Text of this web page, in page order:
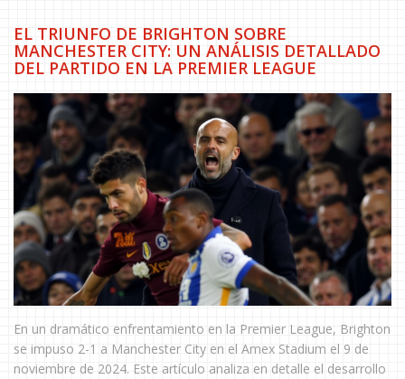
EL TRIUNFO DE BRIGHTON SOBRE
MANCHESTER CITY: UN ANÁLISIS DETALLADO
DEL PARTIDO EN LA PREMIER LEAGUE
En un dramático enfrentamiento en la Premier League, Brighton
se impuso 2-1 a Manchester City en el Amex Stadium el 9 de
noviembre de 2024. Este artículo analiza en detalle el desarrollo